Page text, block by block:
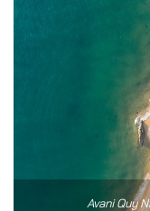
Avani Quy